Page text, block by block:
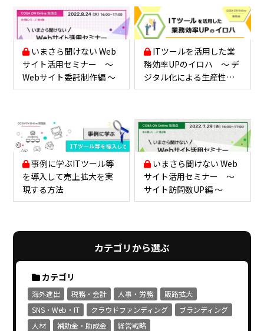
いまさら聞けない Web
サイト活用セミナー ～
Webサイト委託制作編 ～
ITツールを活用した業
務効率UPのイロハ ～ デ
ジタル化による生産性向
上 ～
事例に学ぶITツール等
を導入して売上拡大を実
現する方法
いまさら聞けない Web
サイト活用セミナー ～
サイト訪問数UP編 ～
カテゴリから選ぶ
カテゴリ
海外進出 税務・会計 人事・労務
販路拡大
SNS・Web・IT
クラウドファンディング
ブランディング
人材
補助金・助成金 経営戦略